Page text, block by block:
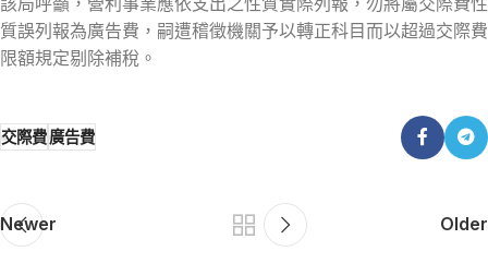
質誤列報為廣告費，嗣遭稽徵機關予以轉正科目而以超過交際費
限額規定剔除補稅。
交際費廣告費
Newer Older